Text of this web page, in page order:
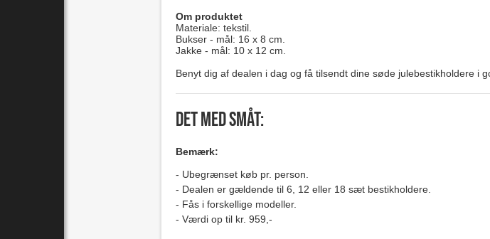
Om produktet
Materiale: tekstil.
Bukser - mål: 16 x 8 cm.
Jakke - mål: 10 x 12 cm.
Benyt dig af dealen i dag og få tilsendt dine søde julebestikholdere i
Det med småt:
Bemærk:
Ubegrænset køb pr. person.
Dealen er gældende til 6, 12 eller 18 sæt bestikholdere.
Fås i forskellige modeller.
Værdi op til kr. 959,-